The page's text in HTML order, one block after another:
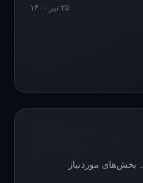
۲۵ تیر ۱۴۰۰
بخش‌های موردنیاز